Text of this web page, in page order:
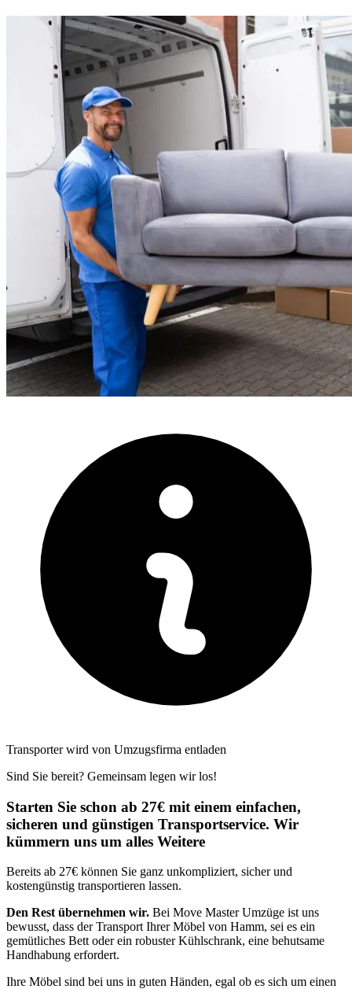
Transporter wird von Umzugsfirma entladen
Sind Sie bereit? Gemeinsam legen wir los!
Starten Sie schon ab 27€ mit einem einfachen,
sicheren und günstigen Transportservice. Wir
kümmern uns um alles Weitere
Bereits ab 27€ können Sie ganz unkompliziert, sicher und
kostengünstig transportieren lassen.
Den Rest übernehmen wir. Bei Move Master Umzüge ist uns
bewusst, dass der Transport Ihrer Möbel von Hamm, sei es ein
gemütliches Bett oder ein robuster Kühlschrank, eine behutsame
Handhabung erfordert.
Ihre Möbel sind bei uns in guten Händen, egal ob es sich um einen